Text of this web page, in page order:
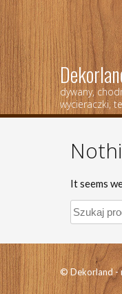
dywany,
wycieraczki,
It seems
© Dekorland -